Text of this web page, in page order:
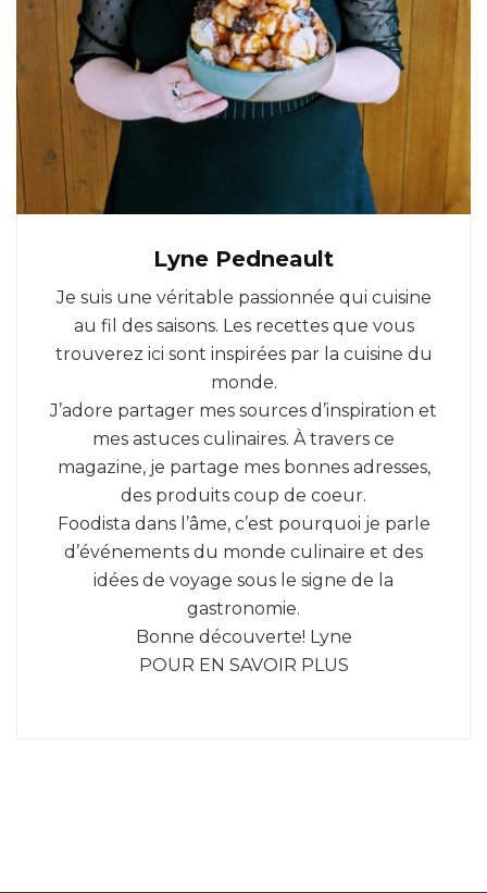
Lyne Pedneault
Je suis une véritable passionnée qui cuisine
au fil des saisons. Les recettes que vous
trouverez ici sont inspirées par la cuisine du
monde.
J’adore partager mes sources d’inspiration et
mes astuces culinaires. À travers ce
magazine, je partage mes bonnes adresses,
des produits coup de coeur.
Foodista dans l’âme, c’est pourquoi je parle
d’événements du monde culinaire et des
idées de voyage sous le signe de la
gastronomie.
Bonne découverte! Lyne
POUR EN SAVOIR PLUS